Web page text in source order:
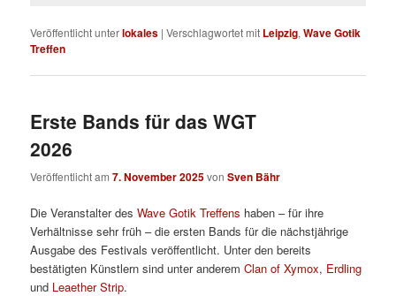
Veröffentlicht unterlokales |Verschlagwortet mit Leipzig,Wave Gotik
Treffen
Erste Bands für das WGT
2026
Veröffentlicht am7. November 2025vonSven Bähr
Die Veranstalter desWave Gotik Treffens haben – für ihre
Verhältnisse sehr früh – die ersten Bands für die nächstjährige
Ausgabe des Festivals veröffentlicht. Unter den bereits
bestätigten Künstlern sind unter anderemClan of Xymox, Erdling
und Leaether Strip.